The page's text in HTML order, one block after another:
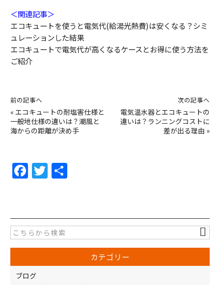
＜関連記事＞
エコキュートを使うと電気代(給湯光熱費)は安くなる？シミ
ュレーションした結果
エコキュートで電気代が高くなるケースとお得に使う方法を
ご紹介
前の記事へ
« エコキュートの耐塩害仕様と
一般地仕様の違いは？潮風と
海からの距離が決め手
次の記事へ
電気温水器とエコキュートの
違いは？ランニングコストに
差が出る理由 »
F
e
b
o
o
T
er
カテゴリー
ブログ